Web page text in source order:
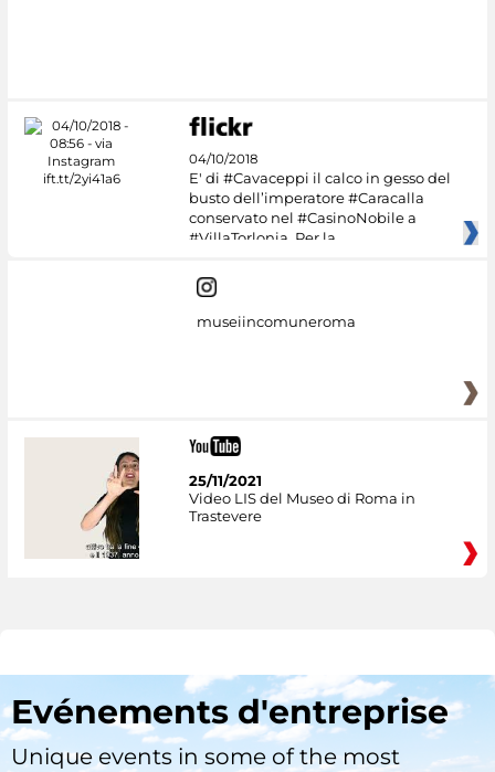
04/10/2018
E' di #Cavaceppi il calco in gesso del
busto dell’imperatore #Caracalla
conservato nel #CasinoNobile a
#VillaTorlonia. Per la
museiincomuneroma
25/11/2021
Video LIS del Museo di Roma in
Trastevere
Evénements d'entreprise
Unique events in some of the most